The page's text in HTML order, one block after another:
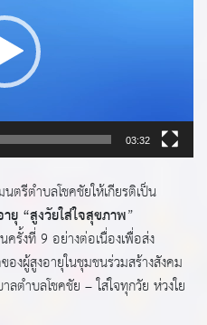
03:32
รีตำบลโชคชัยให้เกียรติเป็น
ายุ “สูงวัยใส่ใจสุขภาพ”
รั้งที่ 9 อย่างต่อเนื่องเพื่อส่ง
งผู้สูงอายุในชุมชนร่วมสร้างสังคม
ลตำบลโชคชัย – ใส่ใจทุกวัย ห่วงใย